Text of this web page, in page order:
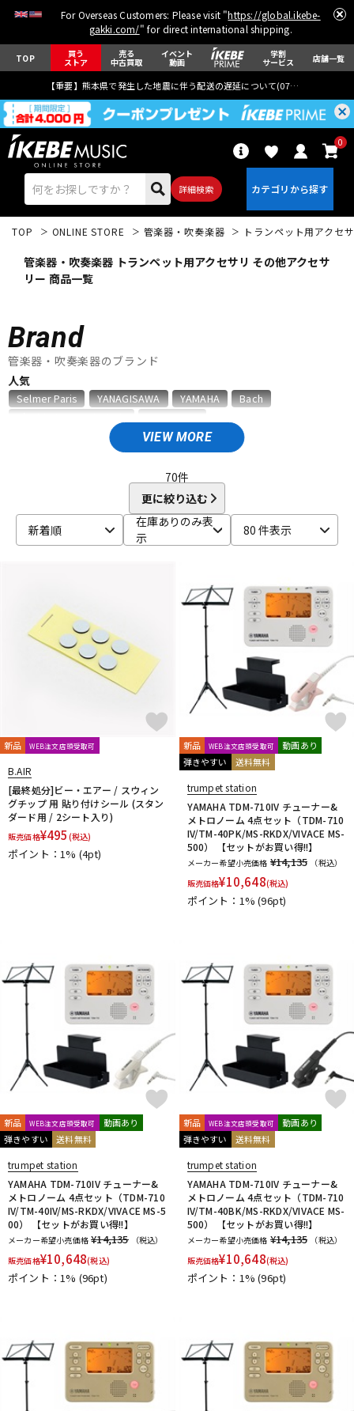
For Overseas Customers: Please visit "https://global.ikebe-
gakki.com/" for direct international shipping.
TOP 買う
ストア
売る
中古買取
イベント
動画
学割
サービス 店舗一覧
【重要】熊本県で発生した地震に伴う配送の遅延について(07月29日
詳細検索
0
パーカッション
管楽器 その他楽器
エフェクター
DJ機器 DTM
DTM オンライン納品
中古 ヴィンテージ
TOP ONLINE STORE 管楽器・吹奏楽器 トランペット用アクセ
管楽器・吹奏楽器 トランペット用アクセサリ その他アクセサ
リー 商品一覧
Brand
管楽器・吹奏楽器のブランド
VIEW MORE
人気
Selmer Paris YANAGISAWA YAMAHA
Bach
AKAI Al Cass
Alexander Karavaev
Anfree
aS
B
B.AIR B.Tilz Bach BAM
Beaumont
Brancher
Brand
Brass Lab.MOMO
Brasspire Unicorn
Bremner
BRESLMAIR
Brilhart BROPRO
Buescher
Buffet Crampon
buzz
C.C.シャイニーケース C.G.CONN Cadeson
Cannonball
Chateau
ChopSaver
Colin Goldie
D'Addario Wood Winds
Dave Guardala
Denis Wick
EDDIE DANIELS EMO
FAT CAT
FAXX
Feadog FIBRACELL FORESTONE
GALAX
Galeon GARD BAGS Getzen
Giardinelli
GL CASES
GLOBAL Gottsu
GR
GREG BLACK
Harry Hartmanns
HERCULES
Hetman HORITA HW iO
J.NOTE
J.W.Eastman
KGU brass
Killarney Whistle
L-M
LA TROMBA LASKEY LB LYON Lebayle
lefreQue
Lily's tone
LOTUS MANHASSET
MARCA
Marcinkiewicz
Marmaduke Martin(管) MB
Michael Burke
MK Whistle Monette
MONSTER OIL
Mouthpiece Cafe
Mutio
N-Q
NAKAJIMA Neotech Neptune
New Stone Lined
NONAKA
NY Classic OCHRES
OKURA + MUTE
Otto Link
P&H Phil Barone
Pillinger
POWERbreathe
PROTEC Queen Brass
R-S
Rampone&Cazzani REED GEEK REKA
Reunion Blues
ROCHE-THOMAS
Roland Rondino ROUSSEAU
Rovner
RSBerkeley
Schilke Seibold SEIKO
Selmer Paris
Silent Felt
Silverstein
SML（Strasser Marigaux Lemaire）
SNOOPY WITH MUSIC
SOULO MUTE
T-Z
T.K MELODY TABIBITO TAHORNG
Ted Klum
THE WALLACE COLLECTION
Theo Wanne
Tom Crown
TORAYSEE
TrumCor trumpet station
Ullven
70件
更に絞り込む
新着順
在庫ありのみ表
示
80 件表示
新品 WEB注文店頭受取可
B.AIR
[最終処分]ビー・エアー / スウィン
グチップ 用 貼り付けシール (スタン
ダード用 / 2シート入り)
販売価格¥495 (税込)
ポイント：1% (4pt)
新品 WEB注文店頭受取可
動画あり
弾きやすい
送料無料
trumpet station
YAMAHA TDM-710IV チューナー&
メトロノーム 4点セット（TDM-710
IV/TM-40PK/MS-RKDX/VIVACE MS-
500） 【セットがお買い得!!】
メーカー希望小売価格 ¥14,135
（税込）
販売価格¥10,648(税込)
ポイント：1%(96pt)
新品 WEB注文店頭受取可
動画あり
弾きやすい
送料無料
trumpet station
YAMAHA TDM-710IV チューナー&
メトロノーム 4点セット（TDM-710
IV/TM-40IV/MS-RKDX/VIVACE MS-5
00） 【セットがお買い得!!】
メーカー希望小売価格 ¥14,135
（税込）
販売価格¥10,648(税込)
ポイント：1% (96pt)
新品 WEB注文店頭受取可
動画あり
弾きやすい
送料無料
trumpet station
YAMAHA TDM-710IV チューナー&
メトロノーム 4点セット（TDM-710
IV/TM-40BK/MS-RKDX/VIVACE MS-
500） 【セットがお買い得!!】
メーカー希望小売価格 ¥14,135
（税込）
販売価格¥10,648(税込)
ポイント：1%(96pt)